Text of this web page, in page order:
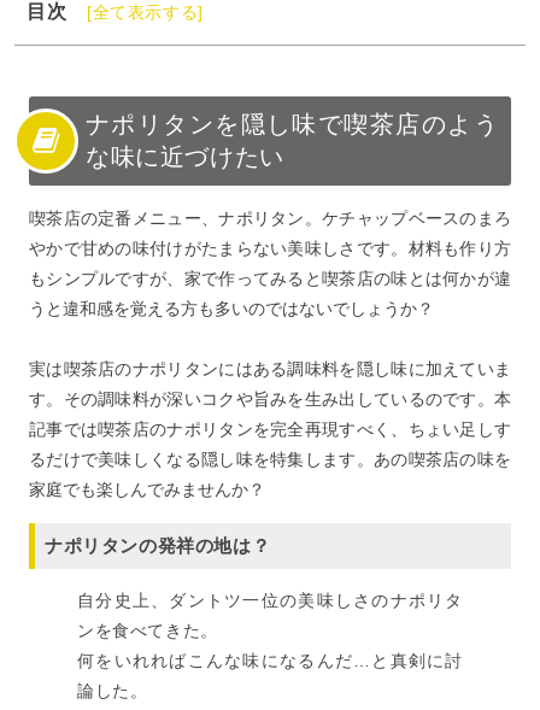
目次
[全て表示する]
1
ナポリタンを隠し味で喫茶店のような味に近づけたい
3
ナポリタンの隠し味活用レシピ
4
プロの味のナポリタン
ナポリタンを隠し味で喫茶店のよう
な味に近づけたい
喫茶店の定番メニュー、ナポリタン。ケチャップベースのまろ
やかで甘めの味付けがたまらない美味しさです。材料も作り方
もシンプルですが、家で作ってみると喫茶店の味とは何かが違
うと違和感を覚える方も多いのではないでしょうか？
実は喫茶店のナポリタンにはある調味料を隠し味に加えていま
す。その調味料が深いコクや旨みを生み出しているのです。本
記事では喫茶店のナポリタンを完全再現すべく、ちょい足しす
るだけで美味しくなる隠し味を特集します。あの喫茶店の味を
家庭でも楽しんでみませんか？
ナポリタンの発祥の地は？
自分史上、ダントツ一位の美味しさのナポリタ
ンを食べてきた。
何をいれればこんな味になるんだ…と真剣に討
論した。